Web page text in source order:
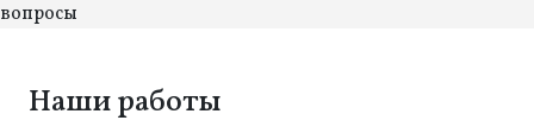
вопросы
Наши работы